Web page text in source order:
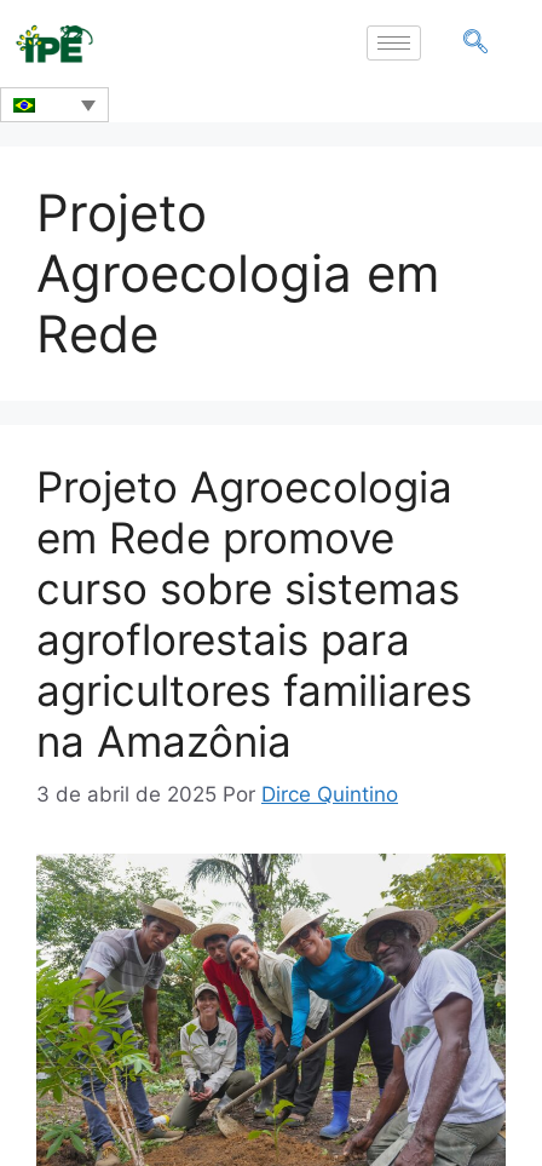
Projeto
Agroecologia em
Rede
Projeto Agroecologia
em Rede promove
curso sobre sistemas
agroflorestais para
agricultores familiares
na Amazônia
3 de abril de 2025 Por Dirce Quintino